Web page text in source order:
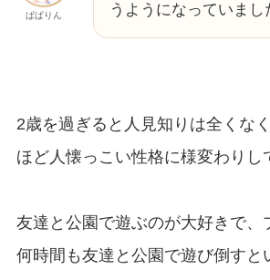
ぱぱりん
うようになっていまし
2歳を過ぎると人見知りは全くな
ほど人懐っこい性格に様変わりし
友達と公園で遊ぶのが大好きで、
何時間も友達と公園で遊び倒すと